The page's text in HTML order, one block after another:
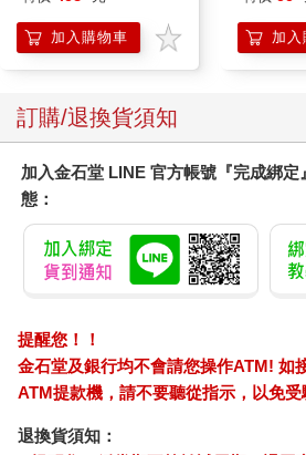
也許有朝一日，我們能夠將整套的健康
一個衰敗的環境裡，做法可能是，將健
柏林的住家後院。
也已經出現了，動完手術的病人可以在
生物群。
這一切也許都要寄望在未來，但是有
顯：我們應該要比以前更加尊重和愛惜
炸彈來解決。
記得漢斯─迪特里希．根舍（Hans-
他在一九七四到一九九二年間擔任德國
的立場，會說：反微生物策略和益生菌
理，保持平衡。讓我們建立權力的平衡
家！這對我們的健康會很有幫助哦！
加入購物車 加入
訂購/退換貨須知
加入金石堂 LINE 官方帳號『完成綁定
態：
提醒您！！
金石堂及銀行均不會請您操作ATM! 如
ATM提款機，請不要聽從指示，以免受
退換貨須知：